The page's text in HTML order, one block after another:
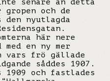
senare än detta
och de
den nyutlagda
här nere
en ny mer
vars frö gällade
såddes 1907.
1909 och fastlades